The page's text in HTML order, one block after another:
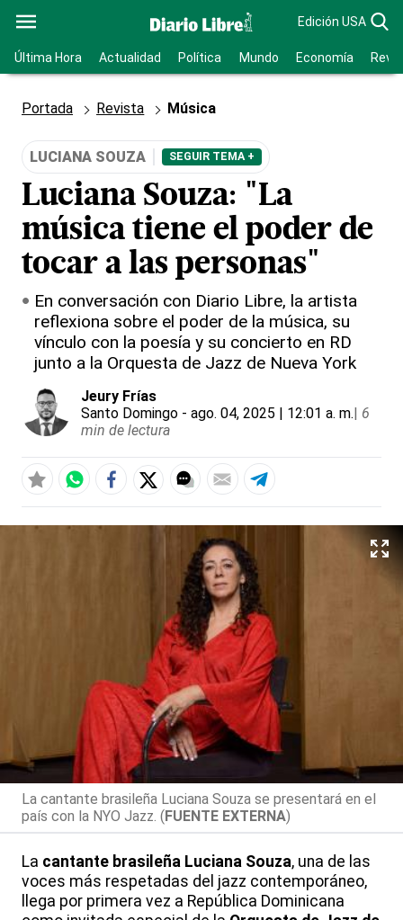
Edición USA
Última Hora Actualidad Política Mundo Economía
Portada Revista Música
LUCIANA SOUZA SEGUIR TEMA +
Luciana Souza: "La
música tiene el poder de
tocar a las personas"
En conversación con Diario Libre, la artista
reflexiona sobre el poder de la música, su
vínculo con la poesía y su concierto en RD
junto a la Orquesta de Jazz de Nueva York
Jeury Frías
Santo Domingo - ago. 04, 2025 | 12:01 a. m.| 6
min de lectura
La cantante brasileña Luciana Souza se presentará en el
país con la NYO Jazz. (FUENTE EXTERNA)
La cantante brasileña Luciana Souza, una de las
voces más respetadas del jazz contemporáneo,
llega por primera vez a República Dominicana